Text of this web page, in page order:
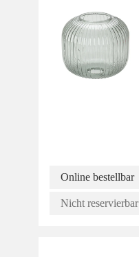
Online bestellbar
Nicht reservierbar